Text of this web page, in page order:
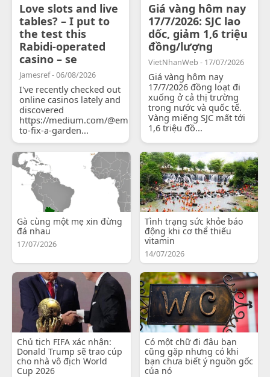
Love slots and live
tables? – I put to
the test this
Rabidi-operated
casino – se
Jamesref - 06/08/2026
I've recently checked out
online casinos lately and
discovered
https://medium.com/@emilyjohnsonready/how-
to-fix-a-garden...
Giá vàng hôm nay
17/7/2026: SJC lao
dốc, giảm 1,6 triệu
đồng/lượng
VietNhanWeb - 17/07/2026
Giá vàng hôm nay
17/7/2026 đồng loạt đi
xuống ở cả thị trường
trong nước và quốc tế.
Vàng miếng SJC mất tới
1,6 triệu đồ...
Gà cùng một mẹ xin đừng
đá nhau
17/07/2026
Tình trạng sức khỏe báo
động khi cơ thể thiếu
vitamin
14/07/2026
Chủ tịch FIFA xác nhận:
Donald Trump sẽ trao cúp
cho nhà vô địch World
Cup 2026
Có một chữ đi đâu bạn
cũng gặp nhưng có khi
bạn chưa biết ý nguồn gốc
của nó